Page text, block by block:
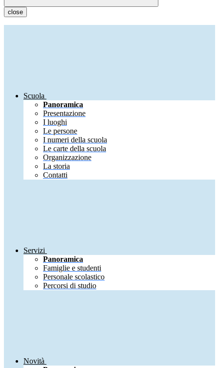
close
Scuola
Panoramica
Presentazione
I luoghi
Le persone
I numeri della scuola
Le carte della scuola
Organizzazione
La storia
Contatti
Servizi
Panoramica
Famiglie e studenti
Personale scolastico
Percorsi di studio
Novità